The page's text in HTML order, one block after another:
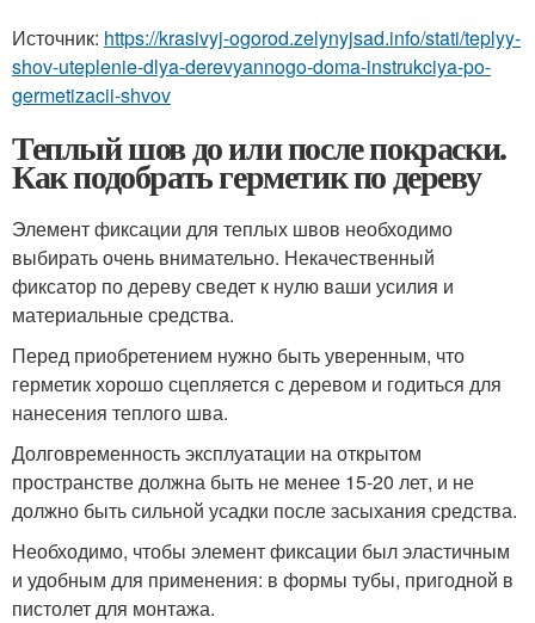
Источник: https://krasivyj-ogorod.zelynyjsad.info/stati/teplyy-
shov-uteplenie-dlya-derevyannogo-doma-instrukciya-po-
germetizacii-shvov
Теплый шов до или после покраски.
Как подобрать герметик по дереву
Элемент фиксации для теплых швов необходимо
выбирать очень внимательно. Некачественный
фиксатор по дереву сведет к нулю ваши усилия и
материальные средства.
Перед приобретением нужно быть уверенным, что
герметик хорошо сцепляется с деревом и годиться для
нанесения теплого шва.
Долговременность эксплуатации на открытом
пространстве должна быть не менее 15-20 лет, и не
должно быть сильной усадки после засыхания средства.
Необходимо, чтобы элемент фиксации был эластичным
и удобным для применения: в формы тубы, пригодной в
пистолет для монтажа.